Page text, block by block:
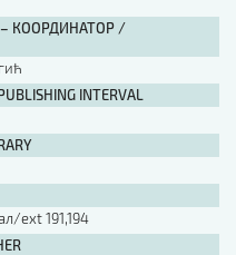
– КООРДИНАТОР /
INTERVAL
ext 191,194